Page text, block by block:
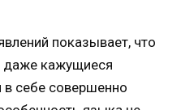
показывает, что
даже кажущиеся
в себе совершенно